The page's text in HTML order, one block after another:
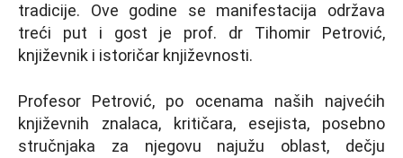
tradicije. Ove godine se manifestacija održava
treći put i gost je prof. dr Tihomir Petrović,
književnik i istoričar književnosti.
Profesor Petrović, po ocenama naših najvećih
književnih znalaca, kritičara, esejista, posebno
stručnjaka za njegovu najužu oblast, dečju